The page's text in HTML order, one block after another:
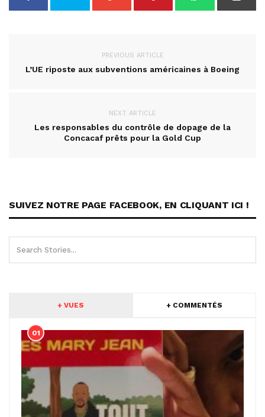
PREVIOUS ARTICLE
L’UE riposte aux subventions américaines à Boeing
NEXT ARTICLE
Les responsables du contrôle de dopage de la
Concacaf prêts pour la Gold Cup
SUIVEZ NOTRE PAGE FACEBOOK, EN CLIQUANT ICI !
+ VUES + COMMENTÉS
01